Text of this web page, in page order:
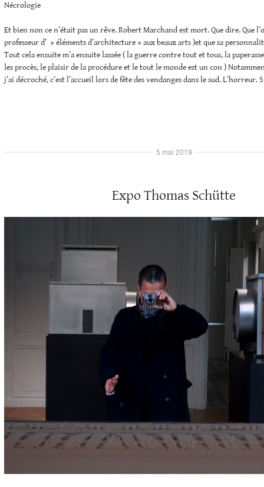
Nécrologie
Et bien non ce n’était pas un rêve. Robert Marchand est mort. Que dire. Que
professeur d’ » éléments d’architecture » aux beaux arts )et que sa
Tout cela ensuite m’a ensuite lassée ( la guerre contre tout et tous, la
les procès, le plaisir de la procédure et le tout le monde est un con )
j’ai décroché, c’est l’accueil lors de fête des vendanges dans le sud.
Expo Thomas Schütte
5 mai 2019